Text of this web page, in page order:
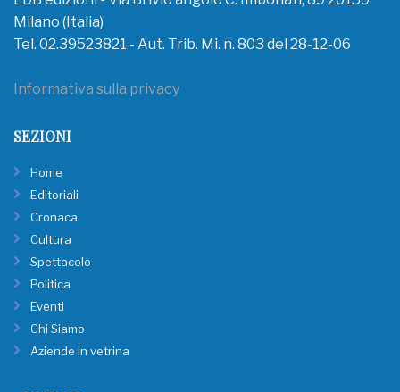
Milano (Italia)
Tel. 02.39523821 - Aut. Trib. Mi. n. 803 del 28-12-06
Informativa sulla privacy
SEZIONI
Home
Editoriali
Cronaca
Cultura
Spettacolo
Politica
Eventi
Chi Siamo
Aziende in vetrina